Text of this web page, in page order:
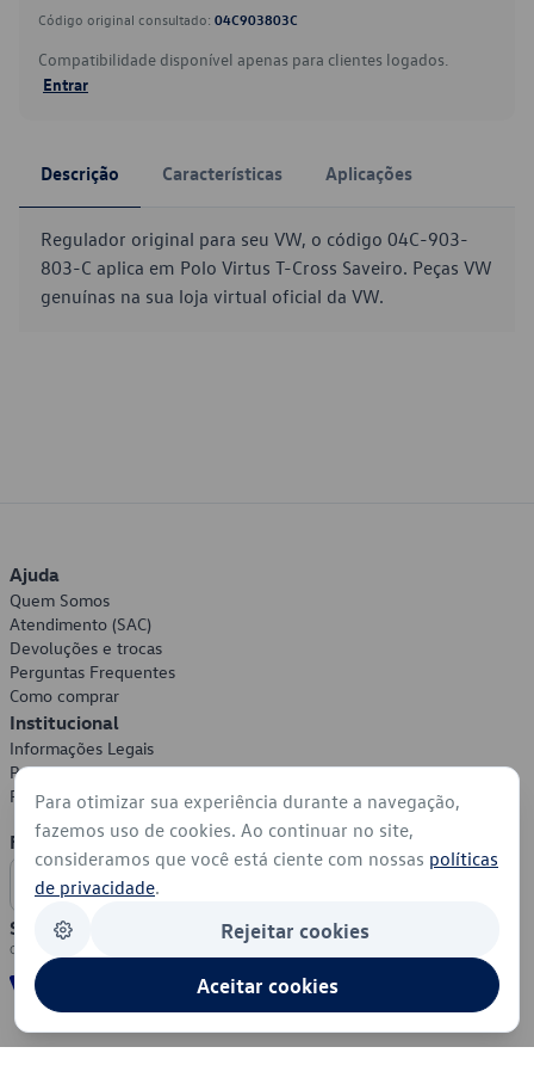
Código original consultado: 04C903803C
Compatibilidade disponível apenas para clientes logados.
Entrar
Descrição Características Aplicações
Regulador original para seu VW, o código 04C-903-
803-C aplica em Polo Virtus T-Cross Saveiro. Peças VW
genuínas na sua loja virtual oficial da VW.
Ajuda
Quem Somos
Atendimento (SAC)
Devoluções e trocas
Perguntas Frequentes
Como comprar
Institucional
Informações Legais
Política de Privacidade
Política de Cookies
Formas de Pagamento
Segurança
Para otimizar sua experiência durante a navegação,
fazemos uso de cookies. Ao continuar no site,
consideramos que você está ciente com nossas políticas
de privacidade.
Rejeitar cookies
Aceitar cookies